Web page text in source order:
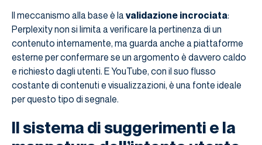
Il meccanismo alla base è la validazione incrociata:
Perplexity non si limita a verificare la pertinenza di un
contenuto internamente, ma guarda anche a piattaforme
esterne per confermare se un argomento è davvero caldo
e richiesto dagli utenti. E YouTube, con il suo flusso
costante di contenuti e visualizzazioni, è una fonte ideale
per questo tipo di segnale.
Il sistema di suggerimenti e la